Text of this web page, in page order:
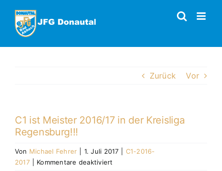
Inhalt
springen
Zurück Vor
C1 ist Meister 2016/17 in der Kreisliga
Regensburg!!!
Von Michael Fehrer 1. Juli 2017
C1-2016-
2017
Kommentare deaktiviert